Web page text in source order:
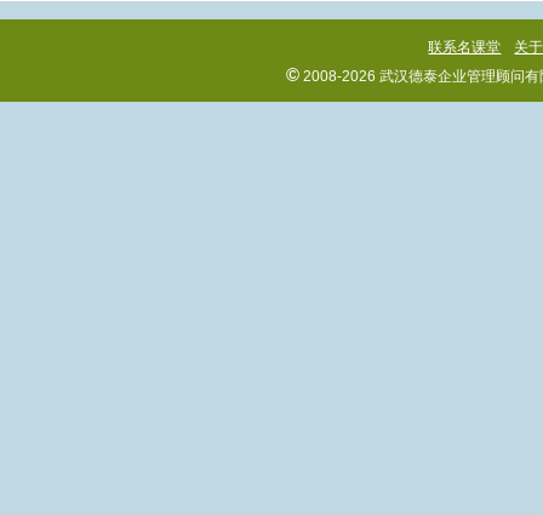
联系名课堂 关
© 2008-2026 武汉德泰企业管理顾问